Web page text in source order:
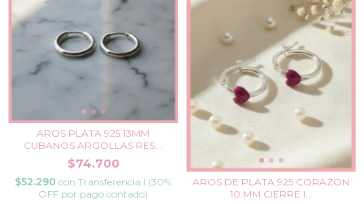
AROS PLATA 925 13MM
CUBANOS ARGOLLAS RES...
$74.700
$52.290 con Transferencia I (30%
OFF por pago contado)
AROS DE PLATA 925 CORAZON
10 MM CIERRE I...